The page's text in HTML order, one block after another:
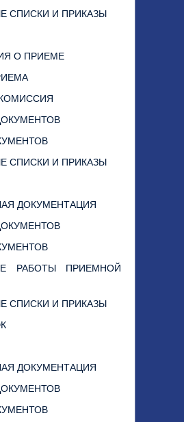
СПИСКИ И ПРИКАЗЫ
О ПРИЕМЕ
СПИСКИ И ПРИКАЗЫ
ДОКУМЕНТАЦИЯ
РАБОТЫ ПРИЕМНОЙ
СПИСКИ И ПРИКАЗЫ
ДОКУМЕНТАЦИЯ